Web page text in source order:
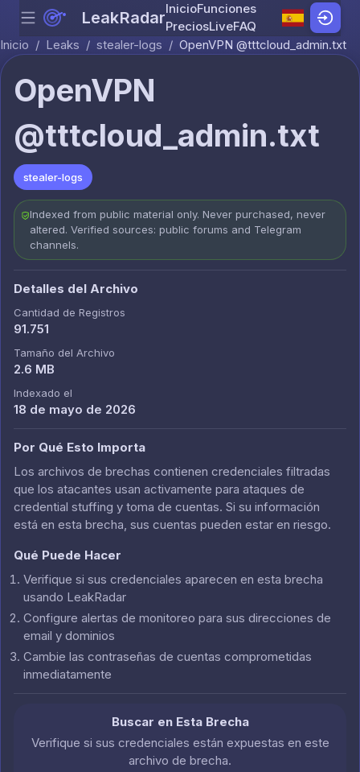
Skip to content
Menu LeakRadarInicioFunciones
PreciosLiveFAQ
Inicio / Leaks / stealer-logs / OpenVPN @tttcloud_admin.txt
OpenVPN
@tttcloud_admin.txt
stealer-logs
Indexed from public material only. Never purchased, never
altered. Verified sources: public forums and Telegram
channels.
Detalles del Archivo
Cantidad de Registros
91.751
Tamaño del Archivo
2.6 MB
Indexado el
18 de mayo de 2026
Por Qué Esto Importa
Los archivos de brechas contienen credenciales filtradas
que los atacantes usan activamente para ataques de
credential stuffing y toma de cuentas. Si su información
está en esta brecha, sus cuentas pueden estar en riesgo.
Qué Puede Hacer
Verifique si sus credenciales aparecen en esta brecha
usando LeakRadar
Configure alertas de monitoreo para sus direcciones de
email y dominios
Cambie las contraseñas de cuentas comprometidas
inmediatamente
Buscar en Esta Brecha
Verifique si sus credenciales están expuestas en este
archivo de brecha.